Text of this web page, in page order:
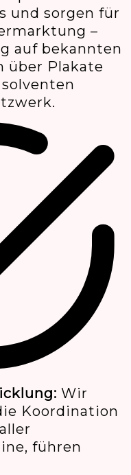
und sorgen für
–
auf bekannten
über Plakate
Wir
Koordination
führen